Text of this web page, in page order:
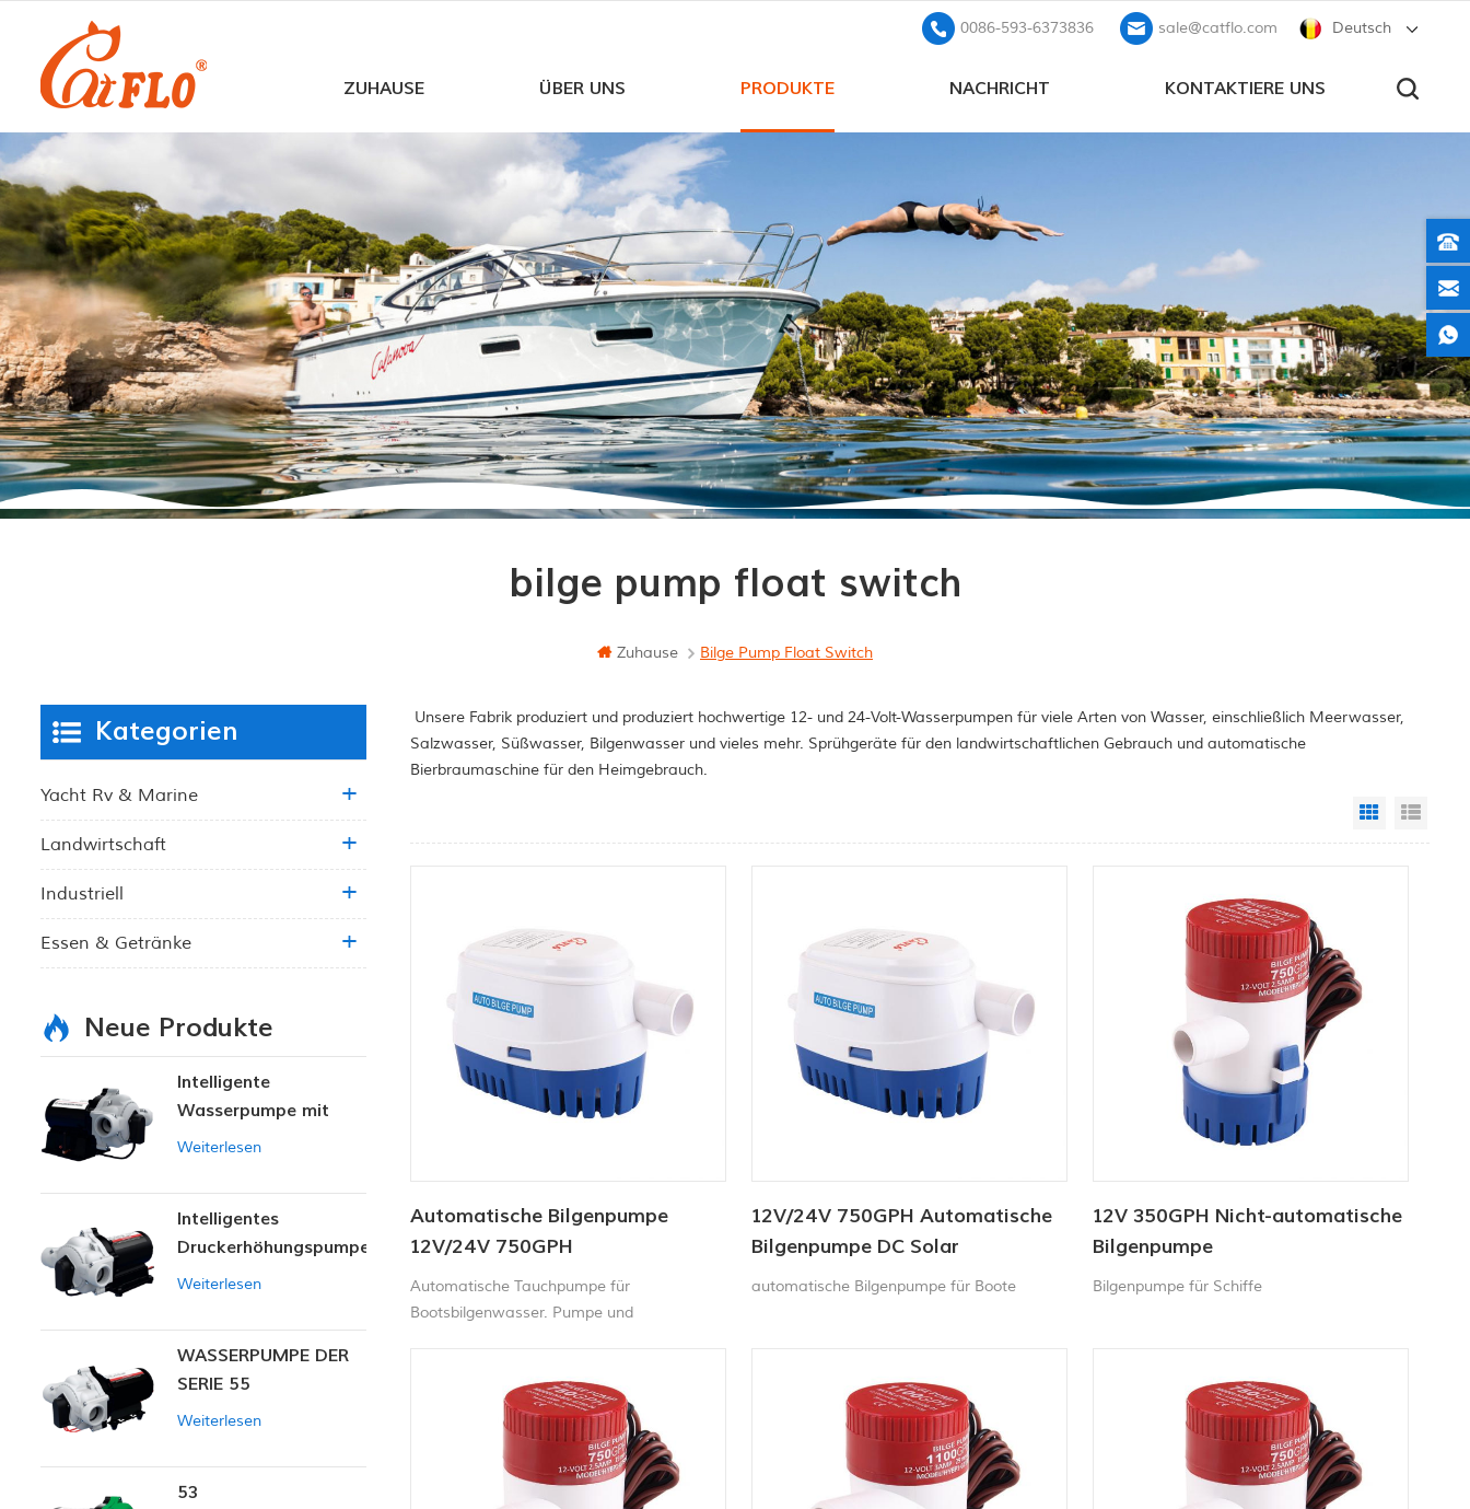
Deutsch
0086-593-6373836 sale@catflo.com
ZUHAUSE ÜBER UNS PRODUKTE NACHRICHT KONTAKTIERE UNS
bilge pump float switch
Zuhause Bilge Pump Float Switch
Unsere Fabrik produziert und produziert hochwertige 12- und 24-Volt-Wasserpumpen für viele Arten von Wasser, einschließlich Meerwasser,
Salzwasser, Süßwasser, Bilgenwasser und vieles mehr. Sprühgeräte für den landwirtschaftlichen Gebrauch und automatische
Bierbraumaschine für den Heimgebrauch.
Grid View
Automatische Bilgenpumpe
12V/24V 750GPH
Automatische Tauchpumpe für
Bootsbilgenwasser. Pumpe und
erforderlich. 12V Bilgenpumpe Schaltet sich
ein, wenn der Wasserstand steigt, und
schaltet sich aus, wenn das Wasser
entfernt wird.
12V/24V 750GPH Automatische
Bilgenpumpe DC Solar
Tauchpumpe
automatische Bilgenpumpe für Boote
12V 350GPH Nicht-automatische
Bilgenpumpe
Bilgenpumpe für Schiffe
Kategorien
Yacht Rv & Marine
Landwirtschaft
Industriell
Essen & Getränke
Neue Produkte
Intelligente
Wasserpumpe mit
variablem Druck
Weiterlesen
Intelligentes
Druckerhöhungspumpen-
Set
Weiterlesen
WASSERPUMPE DER
SERIE 55
Weiterlesen
53